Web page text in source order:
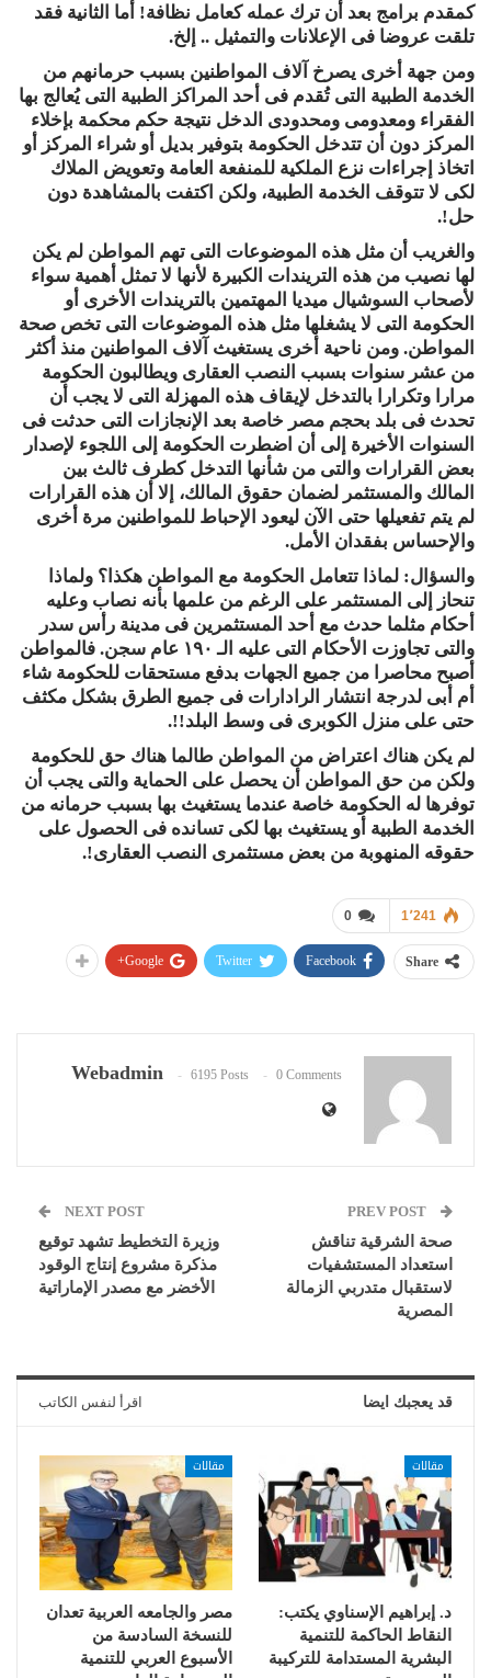
كمقدم برامج بعد أن ترك عمله كعامل نظافة! أما الثانية فقد
تلقت عروضا فى الإعلانات والتمثيل .. إلخ.
ومن جهة أخرى يصرخ آلاف المواطنين بسبب حرمانهم من
الخدمة الطبية التى تُقدم فى أحد المراكز الطبية التى يُعالج بها
الفقراء ومعدومى ومحدودى الدخل نتيجة حكم محكمة بإخلاء
المركز دون أن تتدخل الحكومة بتوفير بديل أو شراء المركز أو
اتخاذ إجراءات نزع الملكية للمنفعة العامة وتعويض الملاك
لكى لا تتوقف الخدمة الطبية، ولكن اكتفت بالمشاهدة دون
حل!.
والغريب أن مثل هذه الموضوعات التى تهم المواطن لم يكن
لها نصيب من هذه التريندات الكبيرة لأنها لا تمثل أهمية سواء
لأصحاب السوشيال ميديا المهتمين بالتريندات الأخرى أو
الحكومة التى لا يشغلها مثل هذه الموضوعات التى تخص صحة
المواطن. ومن ناحية أخرى يستغيث آلاف المواطنين منذ أكثر
من عشر سنوات بسبب النصب العقارى ويطالبون الحكومة
مرارا وتكرارا بالتدخل لإيقاف هذه المهزلة التى لا يجب أن
تحدث فى بلد بحجم مصر خاصة بعد الإنجازات التى حدثت فى
السنوات الأخيرة إلى أن اضطرت الحكومة إلى اللجوء لإصدار
بعض القرارات والتى من شأنها التدخل كطرف ثالث بين
المالك والمستثمر لضمان حقوق المالك، إلا أن هذه القرارات
لم يتم تفعيلها حتى الآن ليعود الإحباط للمواطنين مرة أخرى
والإحساس بفقدان الأمل.
والسؤال: لماذا تتعامل الحكومة مع المواطن هكذا؟ ولماذا
تنحاز إلى المستثمر على الرغم من علمها بأنه نصاب وعليه
أحكام مثلما حدث مع أحد المستثمرين فى مدينة رأس سدر
والتى تجاوزت الأحكام التى عليه الـ ١٩٠ عام سجن. فالمواطن
أصبح محاصرا من جميع الجهات بدفع مستحقات للحكومة شاء
أم أبى لدرجة انتشار الرادارات فى جميع الطرق بشكل مكثف
حتى على منزل الكوبرى فى وسط البلد!!.
لم يكن هناك اعتراض من المواطن طالما هناك حق للحكومة
ولكن من حق المواطن أن يحصل على الحماية والتى يجب أن
توفرها له الحكومة خاصة عندما يستغيث بها بسبب حرمانه من
الخدمة الطبية أو يستغيث بها لكى تسانده فى الحصول على
حقوقه المنهوبة من بعض مستثمرى النصب العقارى!.
0 1٬241
Share
Facebook
Twitter
Google+
Webadmin 6195 Posts 0 Comments
صحة الشرقية تناقش
استعداد المستشفيات
لاستقبال متدربي الزمالة
المصرية
NEXT POST
وزيرة التخطيط تشهد توقيع
مذكرة مشروع إنتاج الوقود
الأخضر مع مصدر الإماراتية
قد يعجبك ايضا اقرأ لنفس الكاتب
مقالات
د. إبراهيم الإسناوي يكتب:
النقاط الحاكمة للتنمية
البشرية المستدامة للتركيبة
مقالات
مصر والجامعه العربية تعدان
للنسخة السادسة من
الأسبوع العربي للتنمية